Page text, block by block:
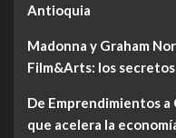
Antioquia
Madonna y Graham
Film&Arts: los
De Emprendimientos a
que acelera la